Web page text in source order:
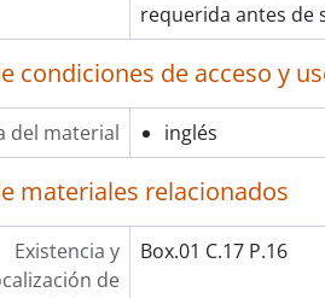
requerida antes de
condiciones de acceso y
del material inglés
materiales relacionados
Existencia y
de
Box.01 C.17 P.16